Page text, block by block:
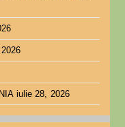
iulie 28, 2026